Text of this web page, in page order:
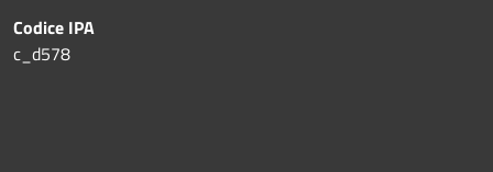
Codice IPA
c_d578